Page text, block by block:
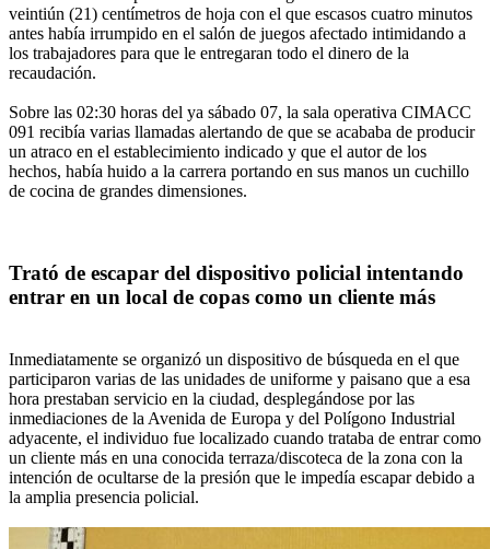
veintiún (21) centímetros de hoja con el que escasos cuatro minutos
antes había irrumpido en el salón de juegos afectado intimidando a
los trabajadores para que le entregaran todo el dinero de la
recaudación.
Sobre las 02:30 horas del ya sábado 07, la sala operativa CIMACC
091 recibía varias llamadas alertando de que se acababa de producir
un atraco en el establecimiento indicado y que el autor de los
hechos, había huido a la carrera portando en sus manos un cuchillo
de cocina de grandes dimensiones.
Trató de escapar del dispositivo policial intentando
entrar en un local de copas como un cliente más
Inmediatamente se organizó un dispositivo de búsqueda en el que
participaron varias de las unidades de uniforme y paisano que a esa
hora prestaban servicio en la ciudad, desplegándose por las
inmediaciones de la Avenida de Europa y del Polígono Industrial
adyacente, el individuo fue localizado cuando trataba de entrar como
un cliente más en una conocida terraza/discoteca de la zona con la
intención de ocultarse de la presión que le impedía escapar debido a
la amplia presencia policial.